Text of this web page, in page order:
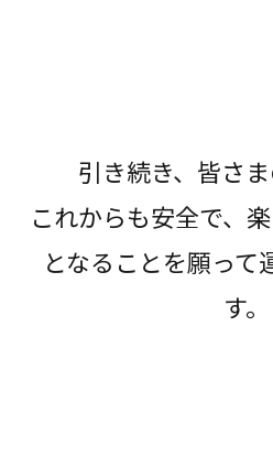
引き続き、皆さ
これからも安全で、
となることを願って
す。